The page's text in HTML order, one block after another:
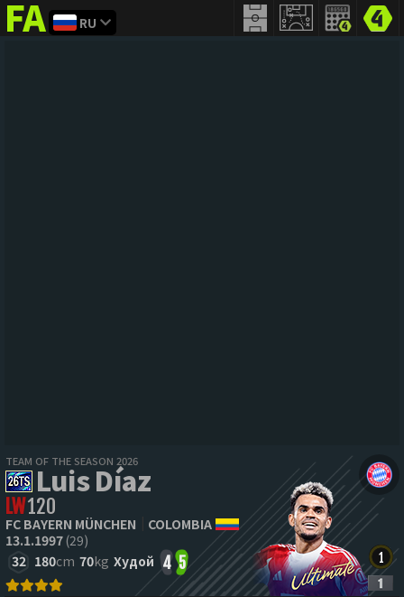
FIFAaddict
RU
TEAM OF THE SEASON 2026
Luis Díaz
LW120
FC BAYERN MÜNCHEN
COLOMBIA
13.1.1997(29)
32 180cm 70kg Худой 4 5